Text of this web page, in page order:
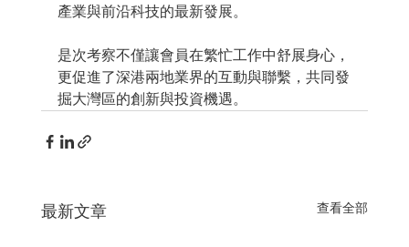
產業與前沿科技的最新發展。
是次考察不僅讓會員在繁忙工作中舒展身心，
更促進了深港兩地業界的互動與聯繫，共同發
掘大灣區的創新與投資機遇。
最新文章 查看全部